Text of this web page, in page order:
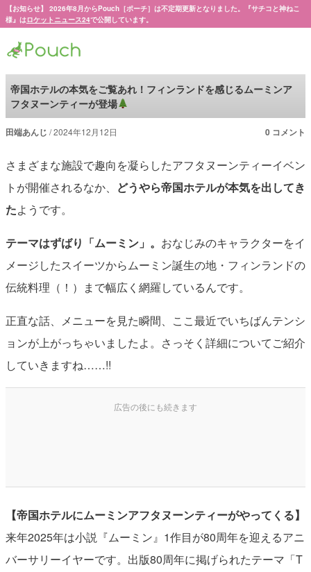
【お知らせ】 2026年8月からPouch［ポーチ］は不定期更新となりました。『サチコと神ねこ
様』はロケットニュース24で公開しています。
帝国ホテルの本気をご覧あれ！フィンランドを感じるムーミンア
フタヌーンティーが登場
田端あんじ 2024年12月12日 0 コメント
さまざまな施設で趣向を凝らしたアフタヌーンティーイベン
トが開催されるなか、 どうやら帝国ホテルが本気を出してき
たようです。
テーマはずばり「ムーミン」。 おなじみのキャラクターをイ
メージしたスイーツからムーミン誕生の地・フィンランドの
伝統料理（！）まで幅広く網羅しているんです。
正直な話、メニューを見た瞬間、ここ最近でいちばんテンシ
ョンが上がっちゃいましたよ。さっそく詳細についてご紹介
していきますね……!!
【帝国ホテルにムーミンアフタヌーンティーがやってくる】
来年2025年は小説『ムーミン』1作目が80周年を迎えるアニ
バーサリーイヤーです。出版80周年に掲げられたテーマ「T